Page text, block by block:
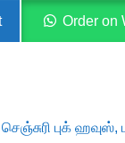
Order on
செஞ்சுரி புக் ஹவுஸ்,